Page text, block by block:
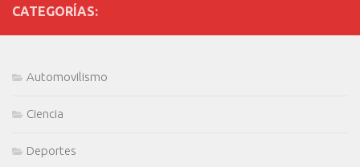
CATEGORÍAS:
Automovilismo
Ciencia
Deportes